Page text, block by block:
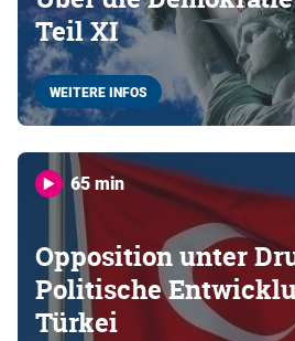
Teil XI
WEITERE INFOS
65 min
Opposition unter
Politische
Türkei